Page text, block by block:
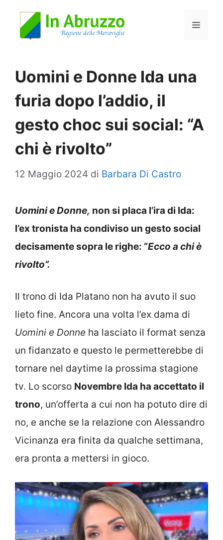
Menu
Uomini e Donne Ida una
furia dopo l’addio, il
gesto choc sui social: “A
chi è rivolto”
12 Maggio 2024 di Barbara Di Castro
Uomini e Donne, non si placa l’ira di Ida:
l’ex tronista ha condiviso un gesto social
decisamente sopra le righe: “Ecco a chi è
rivolto”.
Il trono di Ida Platano non ha avuto il suo
lieto fine. Ancora una volta l’ex dama di
Uomini e Donne ha lasciato il format senza
un fidanzato e questo le permetterebbe di
tornare nel daytime la prossima stagione
tv. Lo scorso Novembre Ida ha accettato il
trono, un’offerta a cui non ha potuto dire di
no, e anche se la relazione con Alessandro
Vicinanza era finita da qualche settimana,
era pronta a mettersi in gioco.